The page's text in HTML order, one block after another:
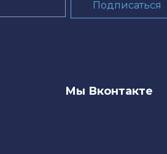
Мы Вконтакте